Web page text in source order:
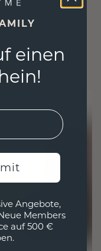
aus. Unsere
ebenso
einen
Angebote,
Members
auf 500 €